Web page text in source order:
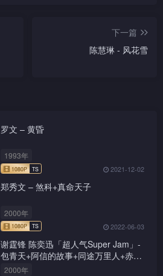
下一篇
陈慧琳 - 风花雪
罗文 – 黄昏
1993年
2021-12-02
郑秀文 – 煞科+真命天子
2000年
2022-06-03
谢霆锋 陈奕迅「超人气Super Jam」-
包青天+阿信的故事+同途万里人+赤的
疑惑+新鸳鸯蝴蝶梦+前程锦绣
2000年